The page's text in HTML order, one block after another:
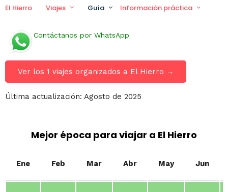
El Hierro Viajes Guía Información práctica
Contáctanos por WhatsApp
Ver los 1 viajes organizados a El Hierro →
Última actualización: Agosto de 2025
Mejor época para viajar a El Hierro
Ene Feb Mar Abr May Jun